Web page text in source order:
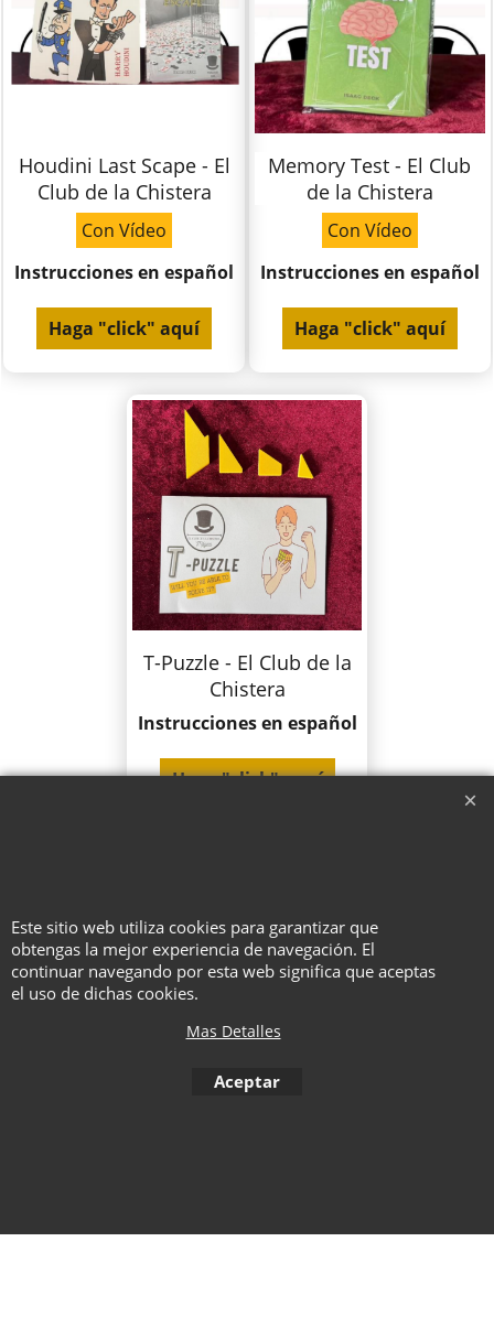
Houdini Last Scape - El
Club de la Chistera
Con Vídeo
Instrucciones en español
Haga "click" aquí
Memory Test - El Club
de la Chistera
Con Vídeo
Instrucciones en español
Haga "click" aquí
T-Puzzle - El Club de la
Chistera
Instrucciones en español
Haga "click" aquí
Este sitio web utiliza cookies para garantizar que
obtengas la mejor experiencia de navegación. El
continuar navegando por esta web significa que aceptas
el uso de dichas cookies.
Mas Detalles
Aceptar